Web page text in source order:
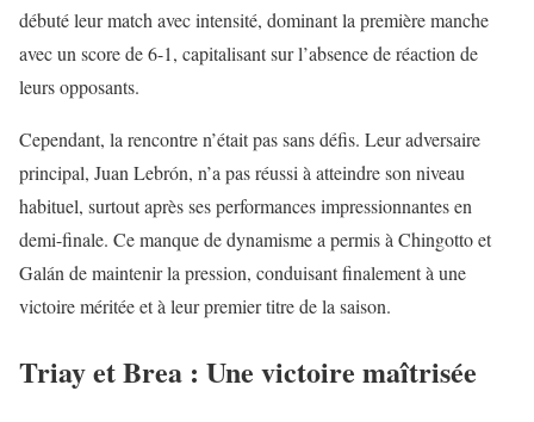
débuté leur match avec intensité, dominant la première manche
avec un score de 6-1, capitalisant sur l’absence de réaction de
leurs opposants.
Cependant, la rencontre n’était pas sans défis. Leur adversaire
principal, Juan Lebrón, n’a pas réussi à atteindre son niveau
habituel, surtout après ses performances impressionnantes en
demi-finale. Ce manque de dynamisme a permis à Chingotto et
Galán de maintenir la pression, conduisant finalement à une
victoire méritée et à leur premier titre de la saison.
Triay et Brea : Une victoire maîtrisée